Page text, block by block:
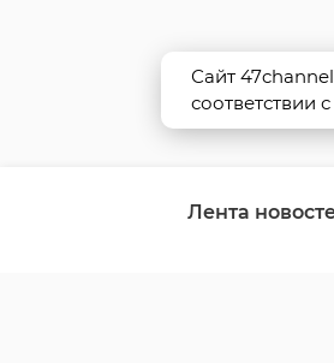
Лента
Сайт
соответствии с